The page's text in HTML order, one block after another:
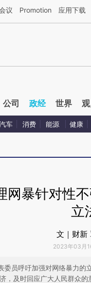
于财新文章[https://
议 Promotion 应用下载
公司 政经 世界
车 消费 能源 健康
网暴针对性
立
文｜财新
2023年03月
委员呼吁加强对网络暴力的
，及时回应广大人民群众的